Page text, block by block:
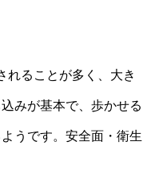
れることが多く、大き
みが基本で、歩かせる
うです。安全面・衛生